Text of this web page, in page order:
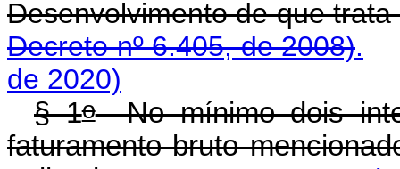
Desenvolvimento de que
Decreto nº 6.405, de 2008).
de 2020)
§ 1oNo mínimo dois
faturamento bruto